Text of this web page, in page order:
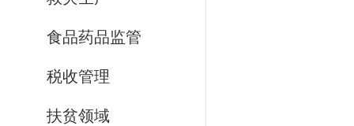
食品药品监管
税收管理
扶贫领域